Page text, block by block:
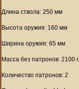
Длина ствола: 250 мм
Высота оружия: 160 мм
Ширина оружия: 65 мм
Масса без патронов: 2100 г.
Количество патронов: 2